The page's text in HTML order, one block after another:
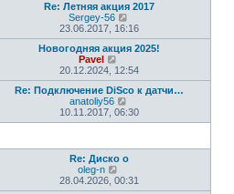
Re: Летняя акция 2017
Sergey-56
е
р
е
т
и
к
о
с
е
д
е
м
23.06.2017, 16:16
Новогодняя акция 2025!
Pavel
е
р
е
й
т
и
о
л
е
20.12.2024, 12:54
Re: Подключение DiSco к датчи…
anatoliy56
е
р
т
и
к
п
10.11.2017, 06:30
Re: Диско о
oleg-n
е
р
28.04.2026, 00:31